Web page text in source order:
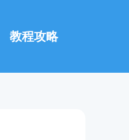
教程攻略